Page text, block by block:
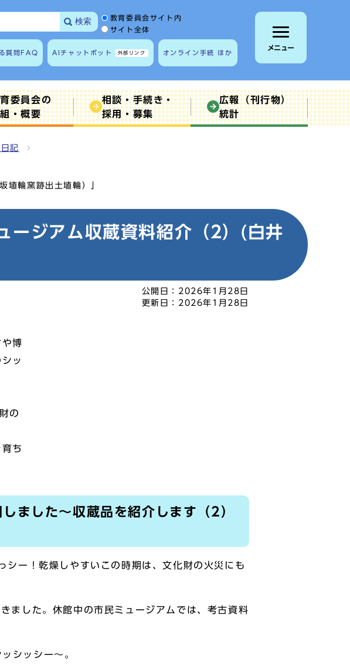
検索 サイト内検索の範囲
教育委員会サイト内
サイト全体
質問 FAQ AIチャットボット 外部リンク オンライン手続 ほか
メニュー
委員会の
・概要
相談・手続き・
採用・募集
広報（刊行物）
統計
記
埴輪窯跡出土埴輪）」
ージアム収蔵資料紹介（2）(白井
公開日： 2026年1月28日
更新日： 2026年1月28日
博
ッ
の
ち
した～収蔵品を紹介します（2）
ー！乾燥しやすいこの時期は、文化財の火災にも
した。休館中の市民ミュージアムでは、考古資料
シッシー～。